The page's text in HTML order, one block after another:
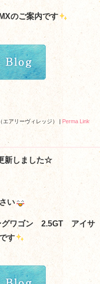
のご案内です
エアリーヴィレッジ） | Perma Link
新しました☆
い
グワゴン 2.5GT アイサ
す